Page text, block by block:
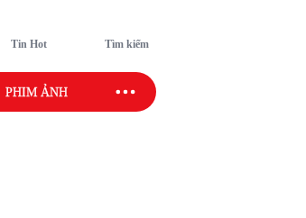
Tin Hot Tìm kiếm
PHIM ẢNH SAO SPORT